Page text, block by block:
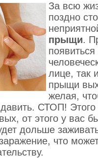
За всю
поздно
прыщи.
лице, так
прыщи
желая,
СТОП!
от этого у вас
дольше
что